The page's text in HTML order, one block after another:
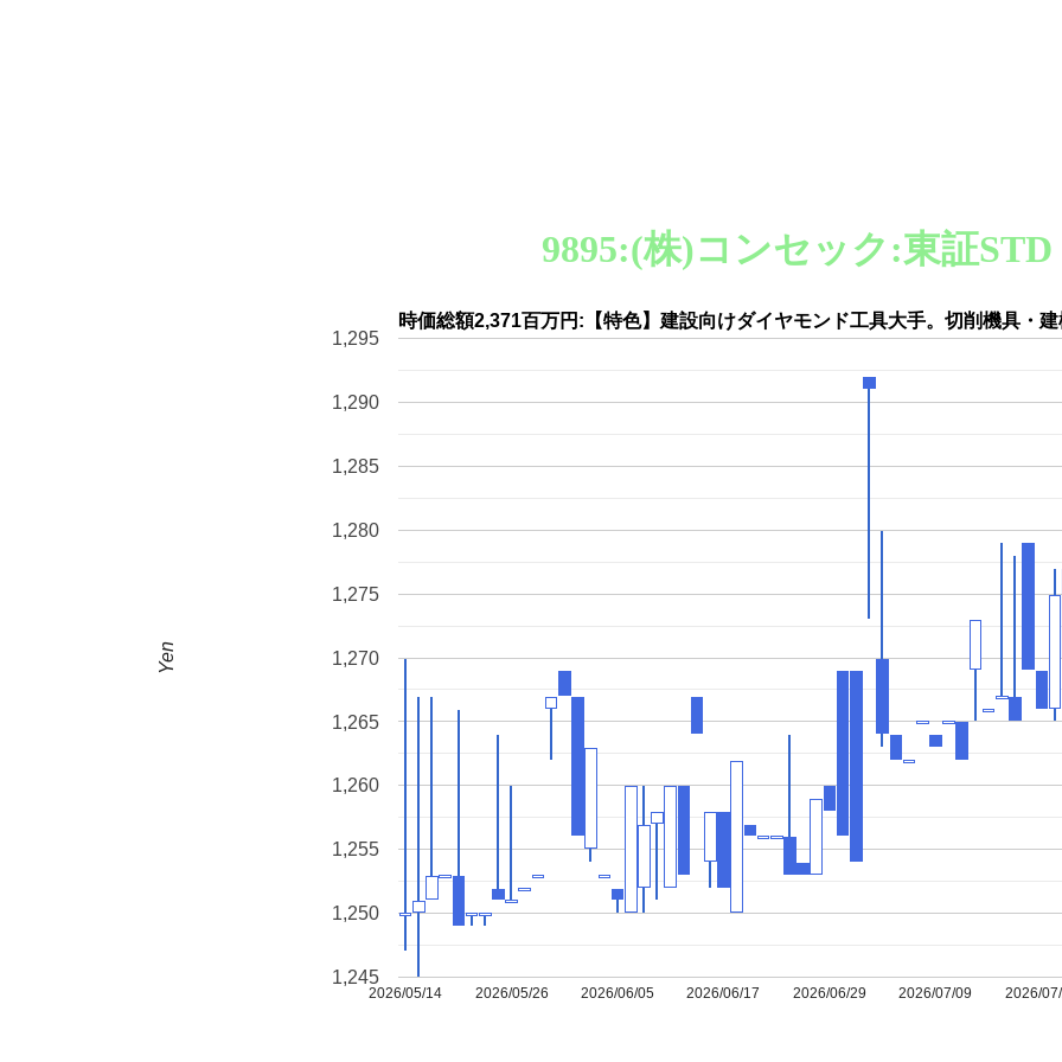
9895:(株)コンセック:東証STD
時価総額2,371百万円:【特色】建設向けダイヤモンド工具大手。切削機具・
2026/05/14 2026/05/26 2026/06/05 2026/06/17 2026/06/29 2026/07/09 2026/
1,245
1,250
1,255
1,260
1,265
1,270
1,275
1,280
1,285
1,290
1,295
Yen